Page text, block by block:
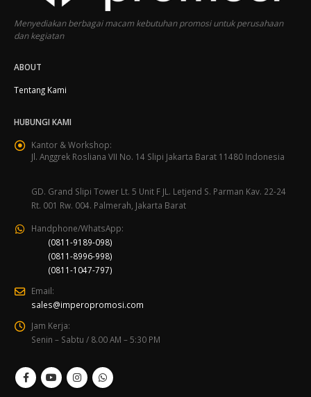
Menyediakan berbagai macam kebutuhan promosi untuk perusahaan
dan kegiatan
ABOUT
Tentang Kami
HUBUNGI KAMI
Kantor & Workshop:
Jl. Anggrek Rosliana VII No. 14 Slipi Jakarta Barat 11480 Indonesia
GD. Grand Slipi Tower Lt. 5 Unit F JL. Letjend S. Parman Kav. 22-24
Rt. 001 Rw. 004. Palmerah, Jakarta Barat
Handphone/WhatsApp:
(0811-9189-098)
(0811-8996-998)
(0811-1047-797)
Email:
sales@imperopromosi.com
Jam Kerja:
Senin – Sabtu / 8.00 AM – 5:30 PM